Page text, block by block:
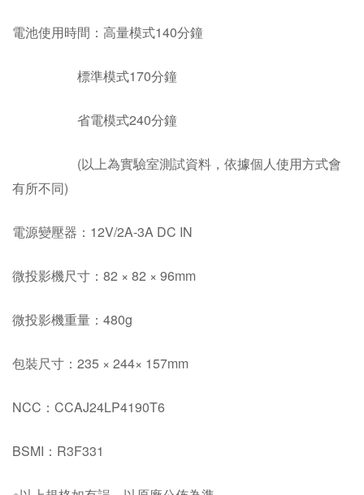
電池使用時間：高量模式140分鐘
標準模式170分鐘
省電模式240分鐘
(以上為實驗室測試資料，依據個人使用方式會
有所不同)
電源變壓器：12V/2A-3A DC IN
微投影機尺寸：82 × 82 × 96mm
微投影機重量：480g
包裝尺寸：235 × 244× 157mm
NCC：CCAJ24LP4190T6
BSMI：R3F331